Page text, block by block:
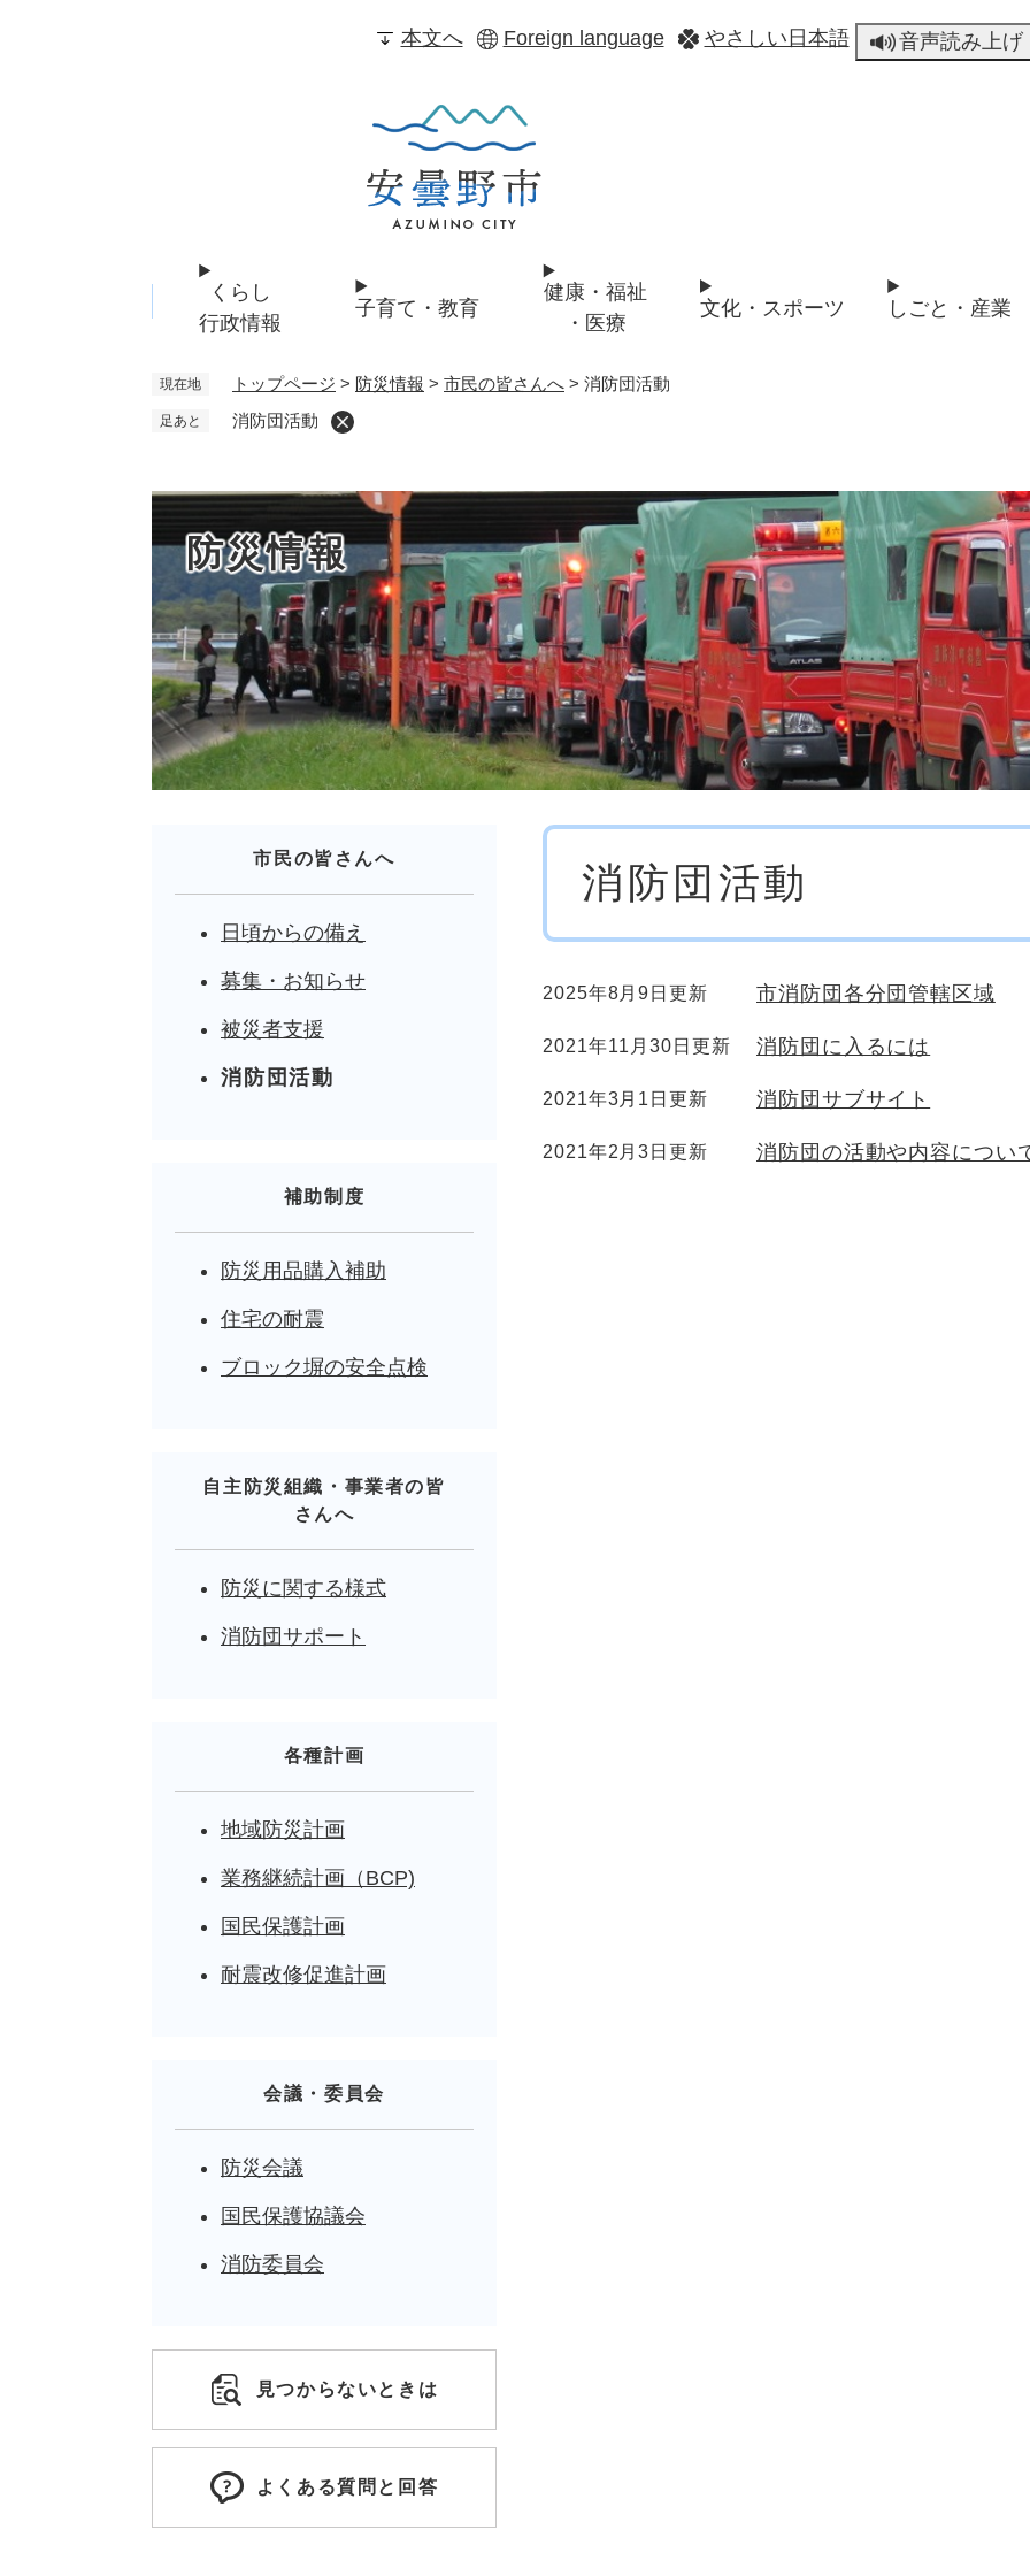
本文へ Foreign language やさしい日本語 音声読み上げ
くらし
行政情報
子育て・教育
健康・福祉
・医療
文化・スポーツ しごと・産業
現在地 トップページ > 防災情報 > 市民の皆さんへ > 消防団活動
足あと 消防団活動
防災情報
消防団活動
2025年8月9日更新 市消防団各分団管轄区域
2021年11月30日更新 消防団に入るには
2021年3月1日更新 消防団サブサイト
2021年2月3日更新 消防団の活動や内容につい
市民の皆さんへ
日頃からの備え
募集・お知らせ
被災者支援
消防団活動
補助制度
防災用品購入補助
住宅の耐震
ブロック塀の安全点検
自主防災組織・事業者の皆
さんへ
防災に関する様式
消防団サポート
各種計画
地域防災計画
業務継続計画（BCP)
国民保護計画
耐震改修促進計画
会議・委員会
防災会議
国民保護協議会
消防委員会
見つからないときは
よくある質問と回答